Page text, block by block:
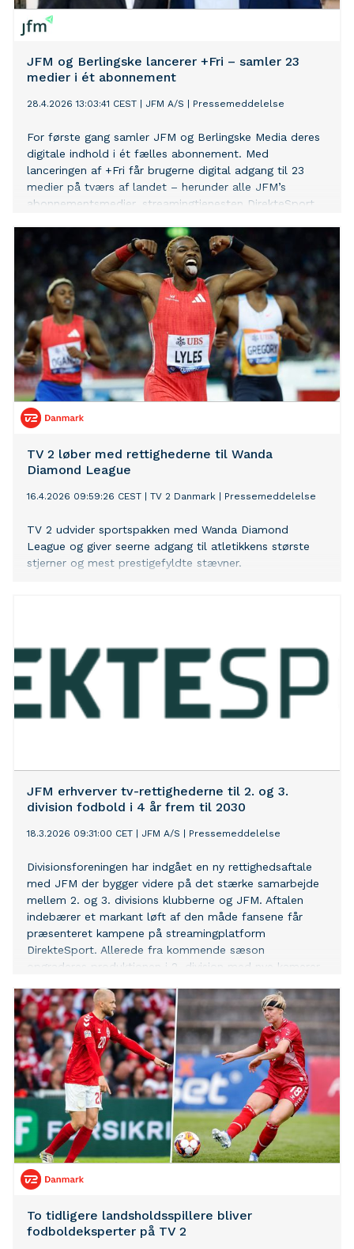
JFM og Berlingske lancerer +Fri – samler 23
medier i ét abonnement
28.4.2026 13:03:41 CEST JFM A/S Pressemeddelelse
For første gang samler JFM og Berlingske Media deres
digitale indhold i ét fælles abonnement. Med
lanceringen af +Fri får brugerne digital adgang til 23
medier på tværs af landet – herunder alle JFM’s
abonnementsmedier, streamingtjenesten DirekteSport
TV 2 løber med rettighederne til Wanda
Diamond League
16.4.2026 09:59:26 CEST TV 2 Danmark Pressemeddelelse
TV 2 udvider sportspakken med Wanda Diamond
League og giver seerne adgang til atletikkens største
stjerner og mest prestigefyldte stævner.
JFM erhverver tv-rettighederne til 2. og 3.
division fodbold i 4 år frem til 2030
18.3.2026 09:31:00 CET JFM A/S Pressemeddelelse
Divisionsforeningen har indgået en ny rettighedsaftale
med JFM der bygger videre på det stærke samarbejde
mellem 2. og 3. divisions klubberne og JFM. Aftalen
indebærer et markant løft af den måde fansene får
præsenteret kampene på streamingplatform
DirekteSport. Allerede fra kommende sæson
opgraderes produktionen i 2. division med nye kamerer,
nøglesituationer. Opgraderingen sker i to etaper og 3.
division følger fra sæsonen 2027/28.
To tidligere landsholdsspillere bliver
fodboldeksperter på TV 2